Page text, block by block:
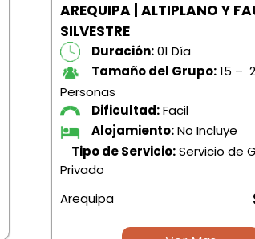
AREQUIPA | ALTIPLANO Y
SILVESTRE
Duración:01 Día
Tamaño del Grupo:15 –
Personas
Dificultad:Facil
Alojamiento:No Incluye
Tipo de Servicio:Servicio de
Privado
Arequipa